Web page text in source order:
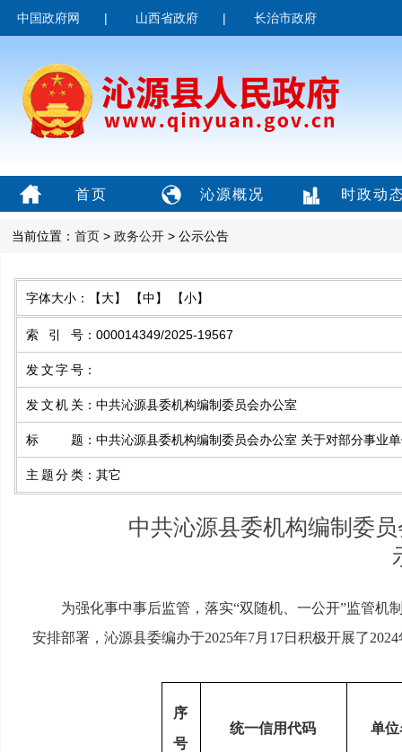
中国政府网 | 山西省政府 | 长治市政府
首页 沁源概况 时政动
当前位置： 首页 > 政务公开 > 公示公告
字体大小： 【大】 【中】 【小】
索引号 ： 000014349/2025-19567
发文字号 ：
发文机关 ： 中共沁源县委机构编制委员会办公室
标题 ： 中共沁源县委机构编制委员会办公室 关于对部分事业
主题分类 ： 其它
中共沁源县委机构编制委
为强化事中事后监管，落实“双随机、一公开”监管
安排部署，沁源县委编办于2025年7月17日积极开展了
序
号
统一信用代码 单